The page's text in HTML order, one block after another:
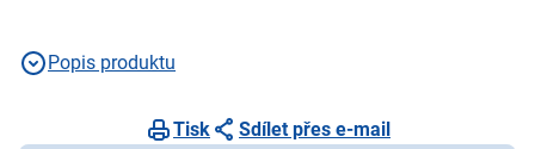
Popis produktu
Tisk Sdílet přes e-mail